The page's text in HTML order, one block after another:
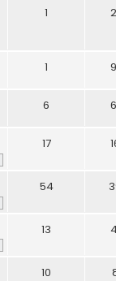
1
1
6
17
54
13
10